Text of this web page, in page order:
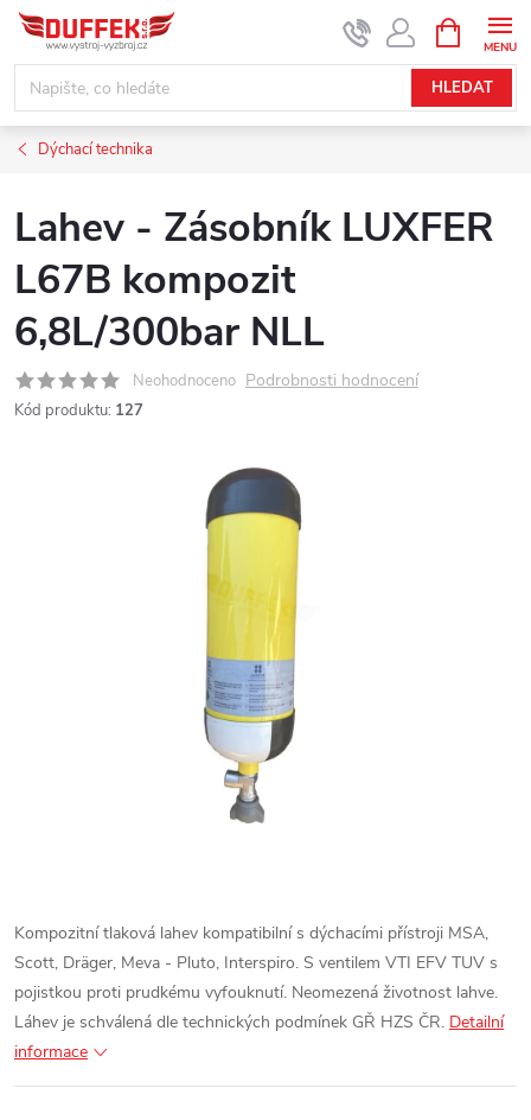
Přejít
obsah
HLEDAT
NÁKUPNÍ
KOŠÍK
Dýchací technika
Lahev - Zásobník LUXFER
L67B kompozit
6,8L/300bar NLL
Neohodnoceno Podrobnosti hodnocení
Kód produktu: 127
Kompozitní tlaková lahev kompatibilní s dýchacími přístroji MSA,
Scott, Dräger, Meva - Pluto, Interspiro. S ventilem VTI EFV TUV s
pojistkou proti prudkému vyfouknutí. Neomezená životnost lahve.
Láhev je schválená dle technických podmínek GŘ HZS ČR. Detailní
informace